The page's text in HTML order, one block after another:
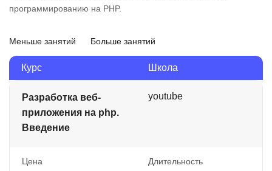
программированию на PHP.
Меньше занятий Больше занятий
Курс Школа
Разработка веб-
приложения на php.
Введение
youtube
Цена Длительность